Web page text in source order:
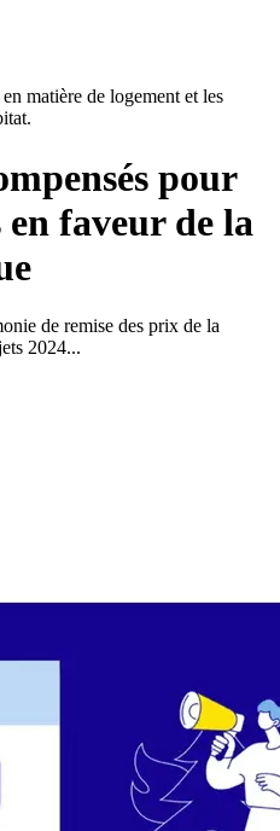
matière de logement et les
pour
faveur de la
de remise des prix de la
2024...